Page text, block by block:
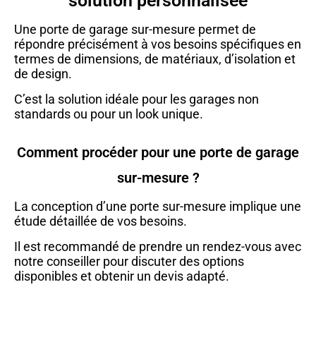
Une porte de garage sur-mesure permet de
répondre précisément à vos besoins spécifiques en
termes de dimensions, de matériaux, d’isolation et
de design.
C’est la solution idéale pour les garages non
standards ou pour un look unique.
Comment procéder pour une porte de garage
sur-mesure ?
La conception d’une porte sur-mesure implique une
étude détaillée de vos besoins.
Il est recommandé de prendre un rendez-vous avec
notre conseiller pour discuter des options
disponibles et obtenir un devis adapté.